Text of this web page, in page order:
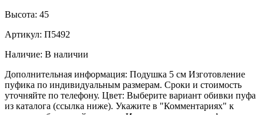
Высота: 45
Артикул: П5492
Наличие: В наличии
Дополнительная информация: Подушка 5 см Изготовление
пуфика по индивидуальным размерам. Сроки и стоимость
уточняйте по телефону. Цвет: Выберите вариант обивки пуфа
из каталога (ссылка ниже). Укажите в "Комментариях" к